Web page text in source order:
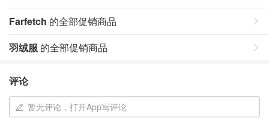
Farfetch 的全部促销商品
羽绒服 的全部促销商品
评论
暂无评论，打开App写评论